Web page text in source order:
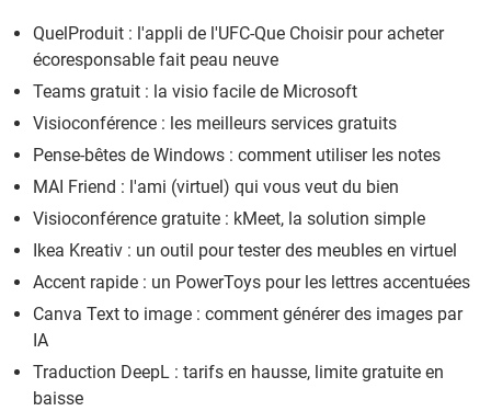
QuelProduit : l'appli de l'UFC-Que Choisir pour acheter
écoresponsable fait peau neuve
Teams gratuit : la visio facile de Microsoft
Visioconférence : les meilleurs services gratuits
Pense-bêtes de Windows : comment utiliser les notes
MAI Friend : l'ami (virtuel) qui vous veut du bien
Visioconférence gratuite : kMeet, la solution simple
Ikea Kreativ : un outil pour tester des meubles en virtuel
Accent rapide : un PowerToys pour les lettres accentuées
Canva Text to image : comment générer des images par
IA
Traduction DeepL : tarifs en hausse, limite gratuite en
baisse